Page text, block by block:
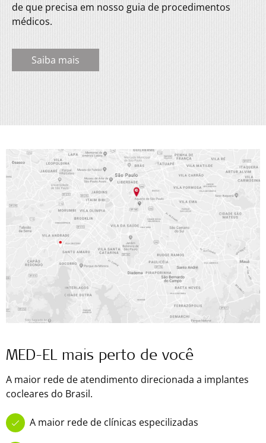
de que precisa em nosso guia de procedimentos
médicos.
Saiba mais
MED-EL mais perto de você
A maior rede de atendimento direcionada a implantes
cocleares do Brasil.
A maior rede de clínicas especilizadas